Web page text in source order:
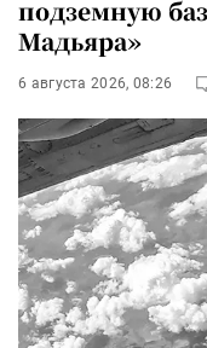
подземную
Мадьяра»
6 августа 2026, 08:26